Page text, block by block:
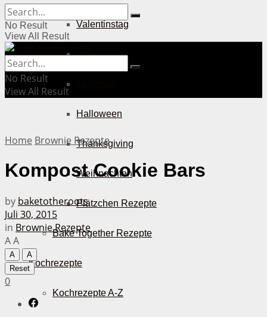
Valentinstag
Ostern
Halloween
Thanksgiving
Weihnachten
Plätzchen Rezepte
Bake Together Rezepte
Kochrezepte
Kochrezepte A-Z
No Result
View All Result
No Result
View All Result
Home Brownie Rezepte
Kompost Cookie Bars
by baketotheroots
Juli 30, 2015
in Brownie Rezepte
AA
A
A
Reset
0